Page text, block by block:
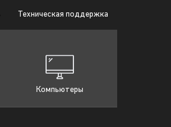
Техническая поддержка
Компьютеры